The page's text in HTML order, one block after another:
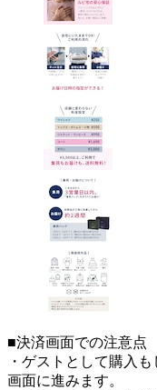
■決済画面での注意点
・ゲストとして購入
画面に進みます。